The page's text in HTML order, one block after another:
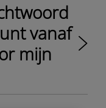
vanaf
mijn